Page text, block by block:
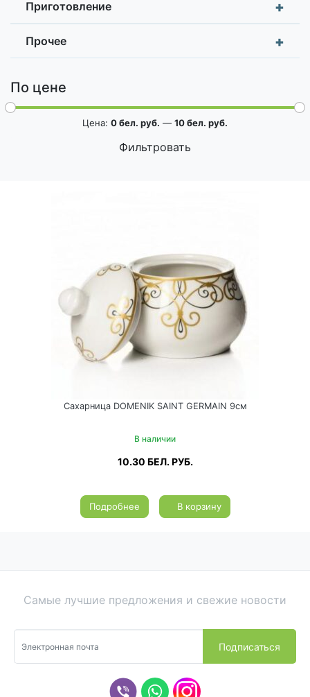
+
Приготовление
+
Прочее
По цене
Фильтровать
Цена: 0 бел. руб. — 10 бел. руб.
Сахарница DOMENIK SAINT GERMAIN 9см
В наличии
10.30 БЕЛ. РУБ.
Подробнее В корзину
Самые лучшие предложения и свежие новости